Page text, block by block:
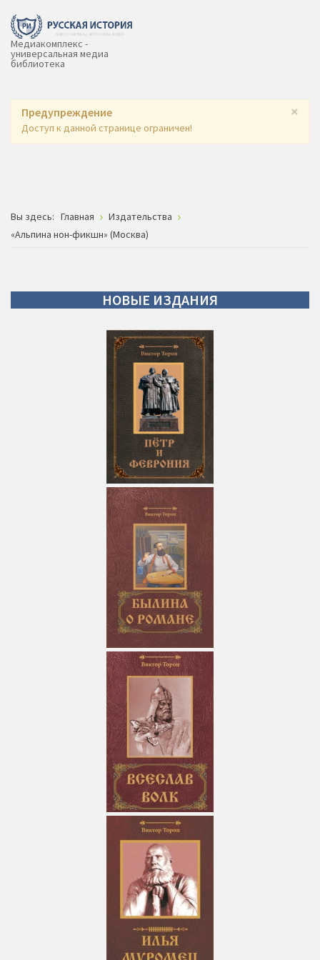
Медиакомплекс -
универсальная медиа
библиотека
×
Предупреждение
Доступ к данной странице ограничен!
Вы здесь: Главная
Издательства
«Альпина нон-фикшн» (Москва)
НОВЫЕ ИЗДАНИЯ